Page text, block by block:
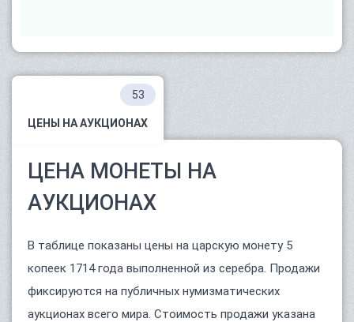
ЦЕНЫ НА АУКЦИОНАХ
53
ЦЕНА МОНЕТЫ НА
АУКЦИОНАХ
В таблице показаны цены на царскую монету 5
копеек 1714 года выполненной из серебра. Продажи
фиксируются на публичных нумизматических
аукционах всего мира. Стоимость продажи указана